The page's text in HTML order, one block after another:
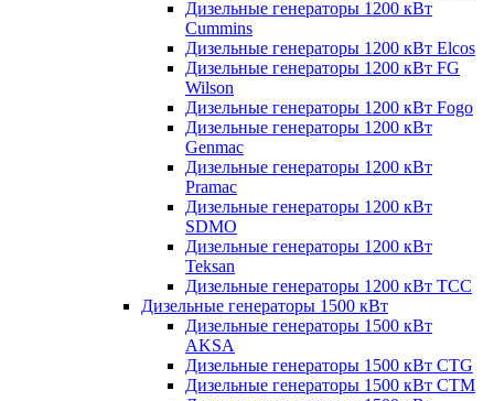
Дизельные генераторы 1200 кВт
Cummins
Дизельные генераторы 1200 кВт Elcos
Дизельные генераторы 1200 кВт FG
Wilson
Дизельные генераторы 1200 кВт Fogo
Дизельные генераторы 1200 кВт
Genmac
Дизельные генераторы 1200 кВт
Pramac
Дизельные генераторы 1200 кВт
SDMO
Дизельные генераторы 1200 кВт
Teksan
Дизельные генераторы 1200 кВт ТСС
Дизельные генераторы 1500 кВт
Дизельные генераторы 1500 кВт
AKSA
Дизельные генераторы 1500 кВт CTG
Дизельные генераторы 1500 кВт CTM